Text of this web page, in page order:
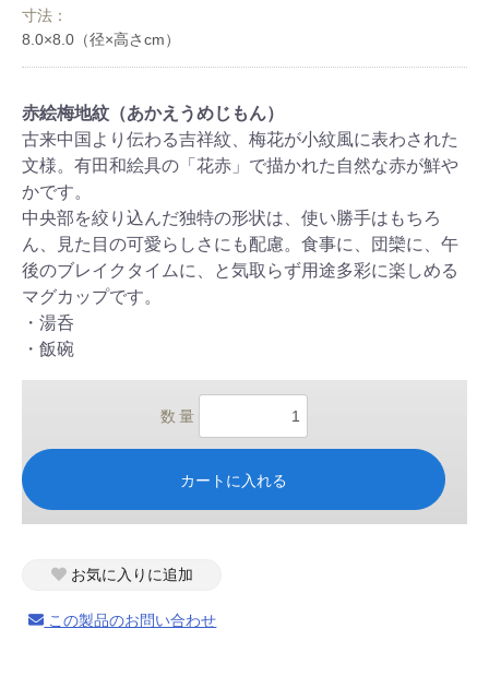
寸法：
赤絵梅地紋（あかえうめじもん）
古来中国より伝わる吉祥紋、梅花が小紋風に表わされた
文様。有田和絵具の「花赤」で描かれた自然な赤が鮮や
かです。
中央部を絞り込んだ独特の形状は、使い勝手はもちろ
ん、見た目の可愛らしさにも配慮。食事に、団欒に、午
後のブレイクタイムに、と気取らず用途多彩に楽しめる
マグカップです。
・湯呑
・飯碗
数 量
カートに入れる
お気に入りに追加
この製品のお問い合わせ